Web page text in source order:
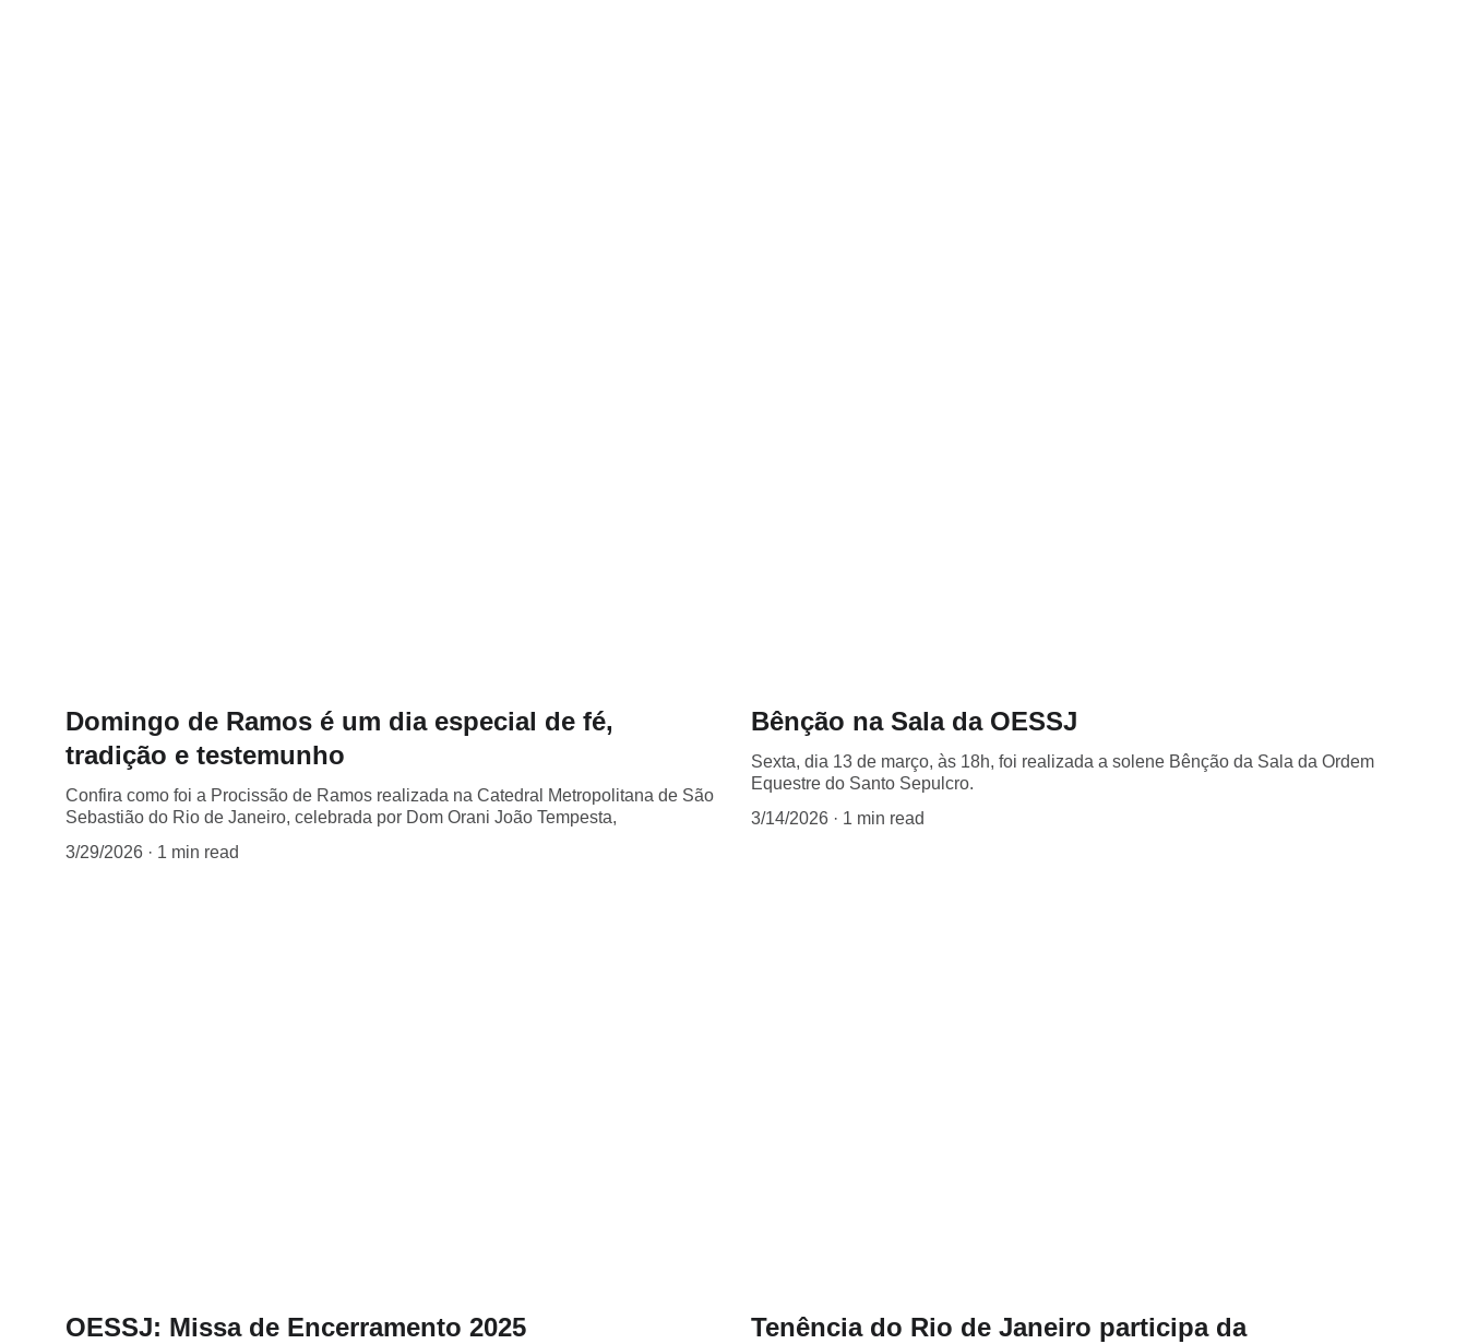
Domingo de Ramos é um dia especial de fé,
tradição e testemunho
Confira como foi a Procissão de Ramos realizada na Catedral Metropolitana de São
Sebastião do Rio de Janeiro, celebrada por Dom Orani João Tempesta,
3/29/2026
1 min read
Bênção na Sala da OESSJ
Sexta, dia 13 de março, às 18h, foi realizada a solene Bênção da Sala da Ordem
Equestre do Santo Sepulcro.
3/14/2026
1 min read
OESSJ: Missa de Encerramento 2025
Tenência do Rio de Janeiro participa da